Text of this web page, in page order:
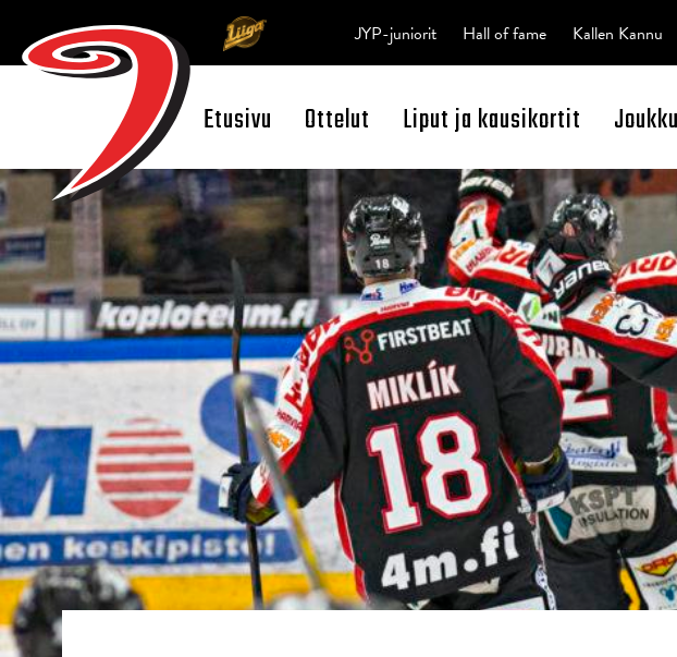
Open Search
Etusivu Ottelut Liput ja kausikortit
JYP-juniorit Hall of fame Kallen Kannu